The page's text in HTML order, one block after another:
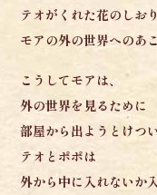
テオがくれた花のしお
モアの外の世界へのあ
こうしてモアは、
外の世界を見るために
部屋から出ようとけつ
テオとポポは
外から中に入れないか